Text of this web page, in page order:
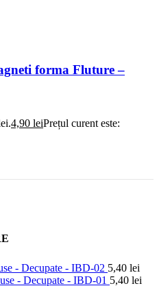
forma Fluture –
4,90 leiPrețul curent este:
- Decupate - IBD-02 5,40 lei
- Decupate - IBD-01 5,40 lei